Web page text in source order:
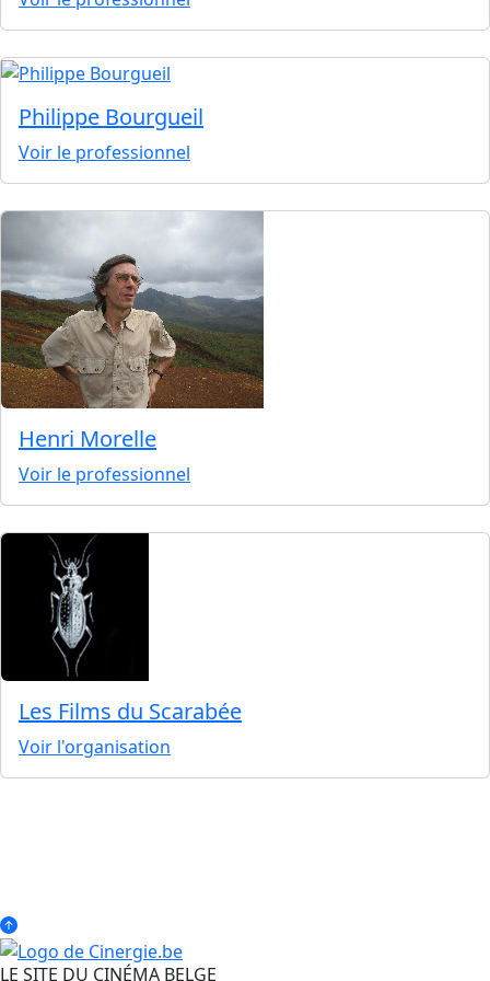
Philippe Bourgueil
Voir le professionnel
Henri Morelle
Voir le professionnel
Les Films du Scarabée
Voir l'organisation
LE SITE DU CINÉMA BELGE